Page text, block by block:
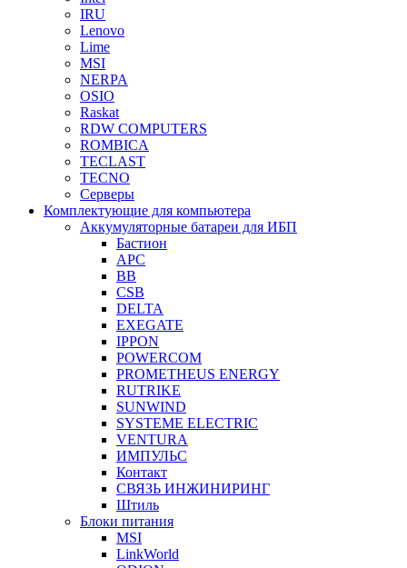
IRU
Lenovo
Lime
MSI
NERPA
OSIO
Raskat
RDW COMPUTERS
ROMBICA
TECLAST
TECNO
Серверы
Комплектующие для компьютера
Аккумуляторные батареи для ИБП
Бастион
APC
BB
CSB
DELTA
EXEGATE
IPPON
POWERCOM
PROMETHEUS ENERGY
RUTRIKE
SUNWIND
SYSTEME ELECTRIC
VENTURA
ИМПУЛЬС
Контакт
СВЯЗЬ ИНЖИНИРИНГ
Штиль
Блоки питания
MSI
LinkWorld